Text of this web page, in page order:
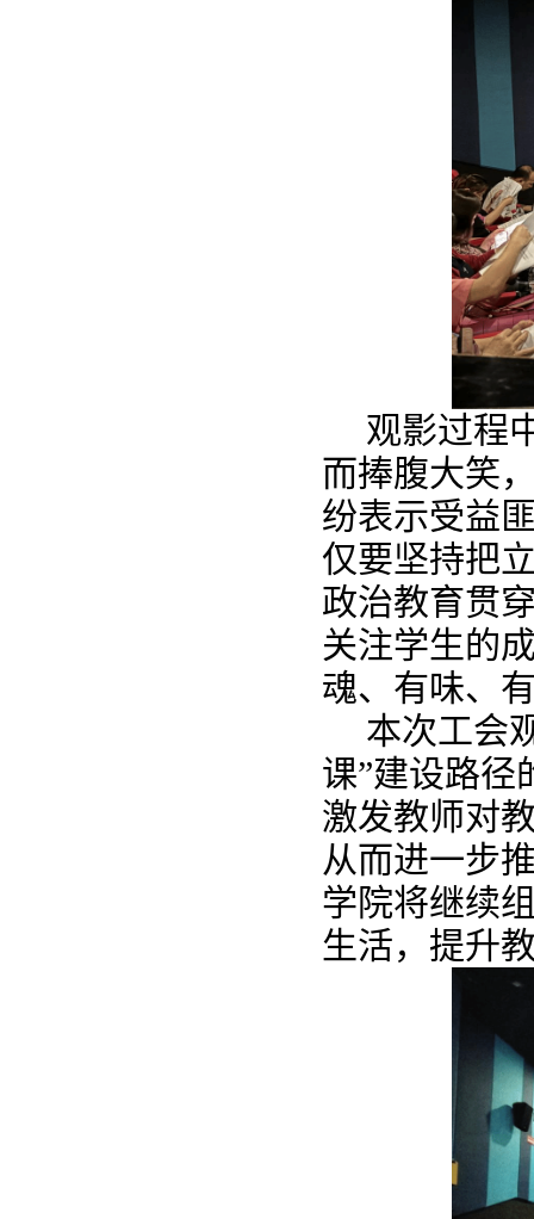
观影过程
而捧腹大笑
纷表示受益
仅要坚持把
政治教育贯
关注学生的
魂、有味、
本次工会
课”建设路径
激发教师对
从而进一步
学院将继续
生活，提升